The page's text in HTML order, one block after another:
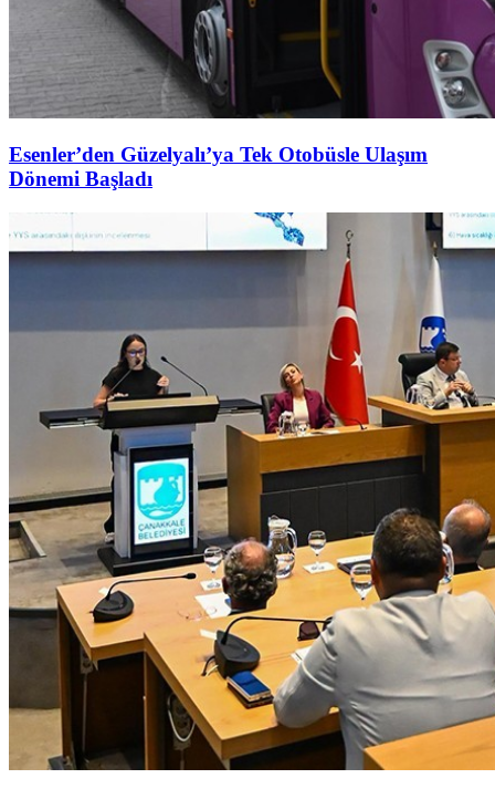
Esenler’den Güzelyalı’ya Tek Otobüsle Ulaşım
Dönemi Başladı